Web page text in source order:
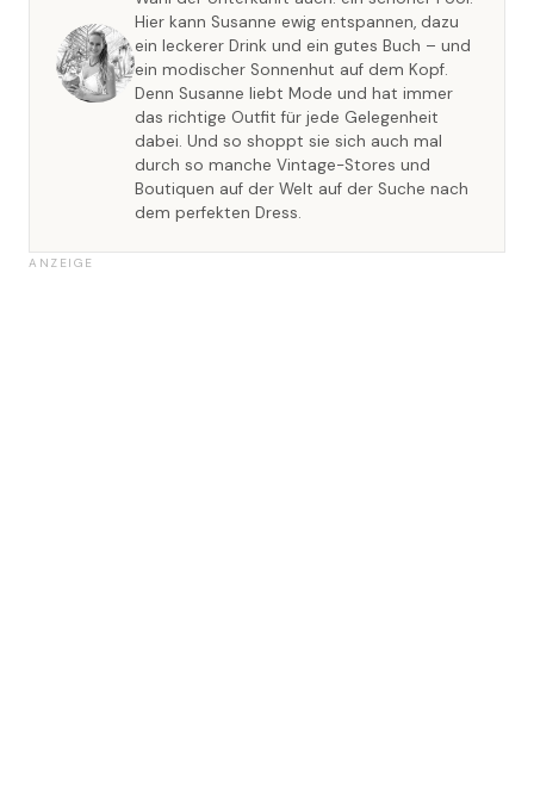
Hier kann Susanne ewig entspannen, dazu
ein leckerer Drink und ein gutes Buch – und
ein modischer Sonnenhut auf dem Kopf.
Denn Susanne liebt Mode und hat immer
das richtige Outfit für jede Gelegenheit
dabei. Und so shoppt sie sich auch mal
durch so manche Vintage-Stores und
Boutiquen auf der Welt auf der Suche nach
dem perfekten Dress.
ANZEIGE